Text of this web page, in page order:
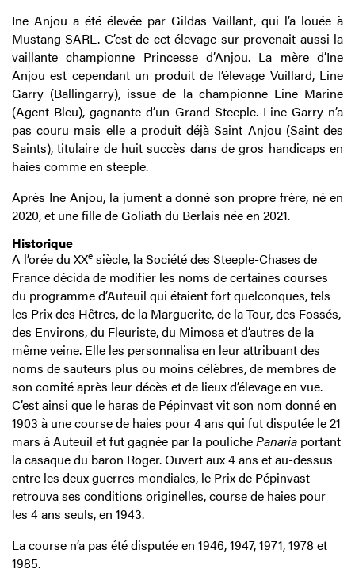
Ine Anjou a été élevée par Gildas Vaillant, qui l’a louée à
Mustang SARL. C’est de cet élevage sur provenait aussi la
vaillante championne Princesse d’Anjou. La mère d’Ine
Anjou est cependant un produit de l’élevage Vuillard, Line
Garry (Ballingarry), issue de la championne Line Marine
(Agent Bleu), gagnante d’un Grand Steeple. Line Garry n’a
pas couru mais elle a produit déjà Saint Anjou (Saint des
Saints), titulaire de huit succès dans de gros handicaps en
haies comme en steeple.
Après Ine Anjou, la jument a donné son propre frère, né en
2020, et une fille de Goliath du Berlais née en 2021.
Historique
A l’orée du XXe siècle, la Société des Steeple-Chases de
France décida de modifier les noms de certaines courses
du programme d’Auteuil qui étaient fort quelconques, tels
les Prix des Hêtres, de la Marguerite, de la Tour, des Fossés,
des Environs, du Fleuriste, du Mimosa et d’autres de la
même veine. Elle les personnalisa en leur attribuant des
noms de sauteurs plus ou moins célèbres, de membres de
son comité après leur décès et de lieux d’élevage en vue.
C’est ainsi que le haras de Pépinvast vit son nom donné en
1903 à une course de haies pour 4 ans qui fut disputée le 21
mars à Auteuil et fut gagnée par la poulichePanaria portant
la casaque du baron Roger. Ouvert aux 4 ans et au-dessus
entre les deux guerres mondiales, le Prix de Pépinvast
retrouva ses conditions originelles, course de haies pour
les 4 ans seuls, en 1943.
La course n’a pas été disputée en 1946, 1947, 1971, 1978 et
1985.